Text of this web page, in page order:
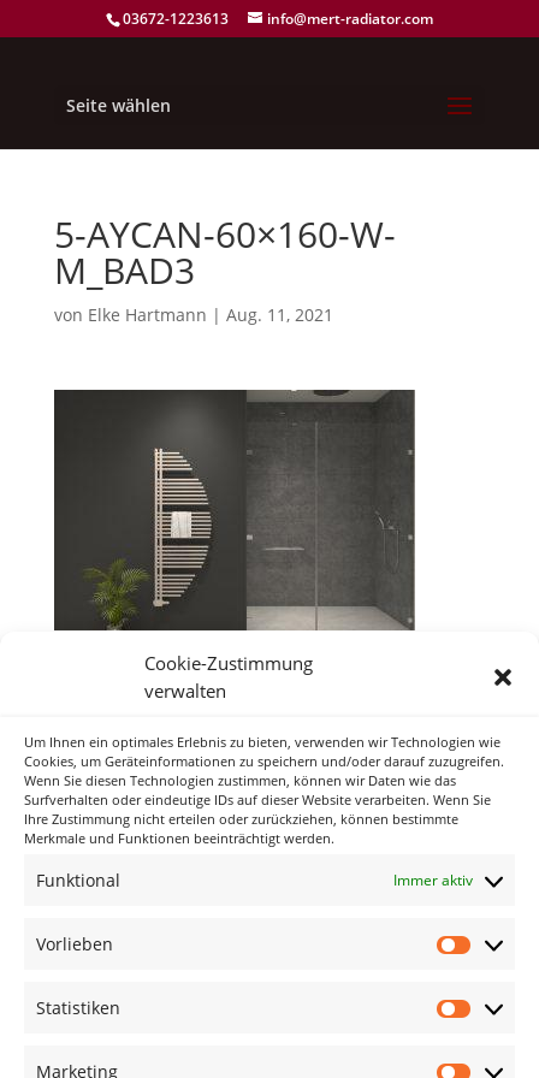
Cookie-Zustimmung
verwalten
Um Ihnen ein optimales Erlebnis zu bieten, verwenden wir Technologien wie
Cookies, um Geräteinformationen zu speichern und/oder darauf zuzugreifen.
Wenn Sie diesen Technologien zustimmen, können wir Daten wie das
Surfverhalten oder eindeutige IDs auf dieser Website verarbeiten. Wenn Sie
Ihre Zustimmung nicht erteilen oder zurückziehen, können bestimmte
Merkmale und Funktionen beeinträchtigt werden.
Funktional Immer aktiv
Vorlieben
Statistiken
Marketing
03672-1223613 info@mert-radiator.com
Seite wählen
5-AYCAN-60×160-W-
M_BAD3
von Elke Hartmann | Aug. 11, 2021
Neueste Kommentare
Archiv
Keine Kategorien
Meta
Eintrags-Feed